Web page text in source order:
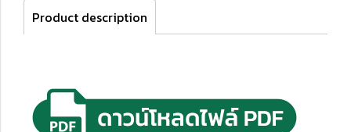
Product description